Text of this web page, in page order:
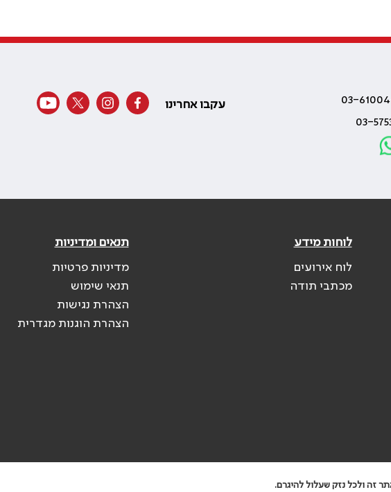
עקבו אחרינו
לוחות מידע
לוח אירועים
מכתבי תודה
תנאים ומדיניות
מדיניות פרטיות
תנאי שימוש
הצהרת נגישות
הצהרת הוגנות מגדרית
זה ולכל נזק שעלול להיגרם.